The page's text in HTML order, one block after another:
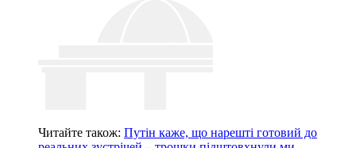
Читайте також: Путін каже, що нарешті готовий до